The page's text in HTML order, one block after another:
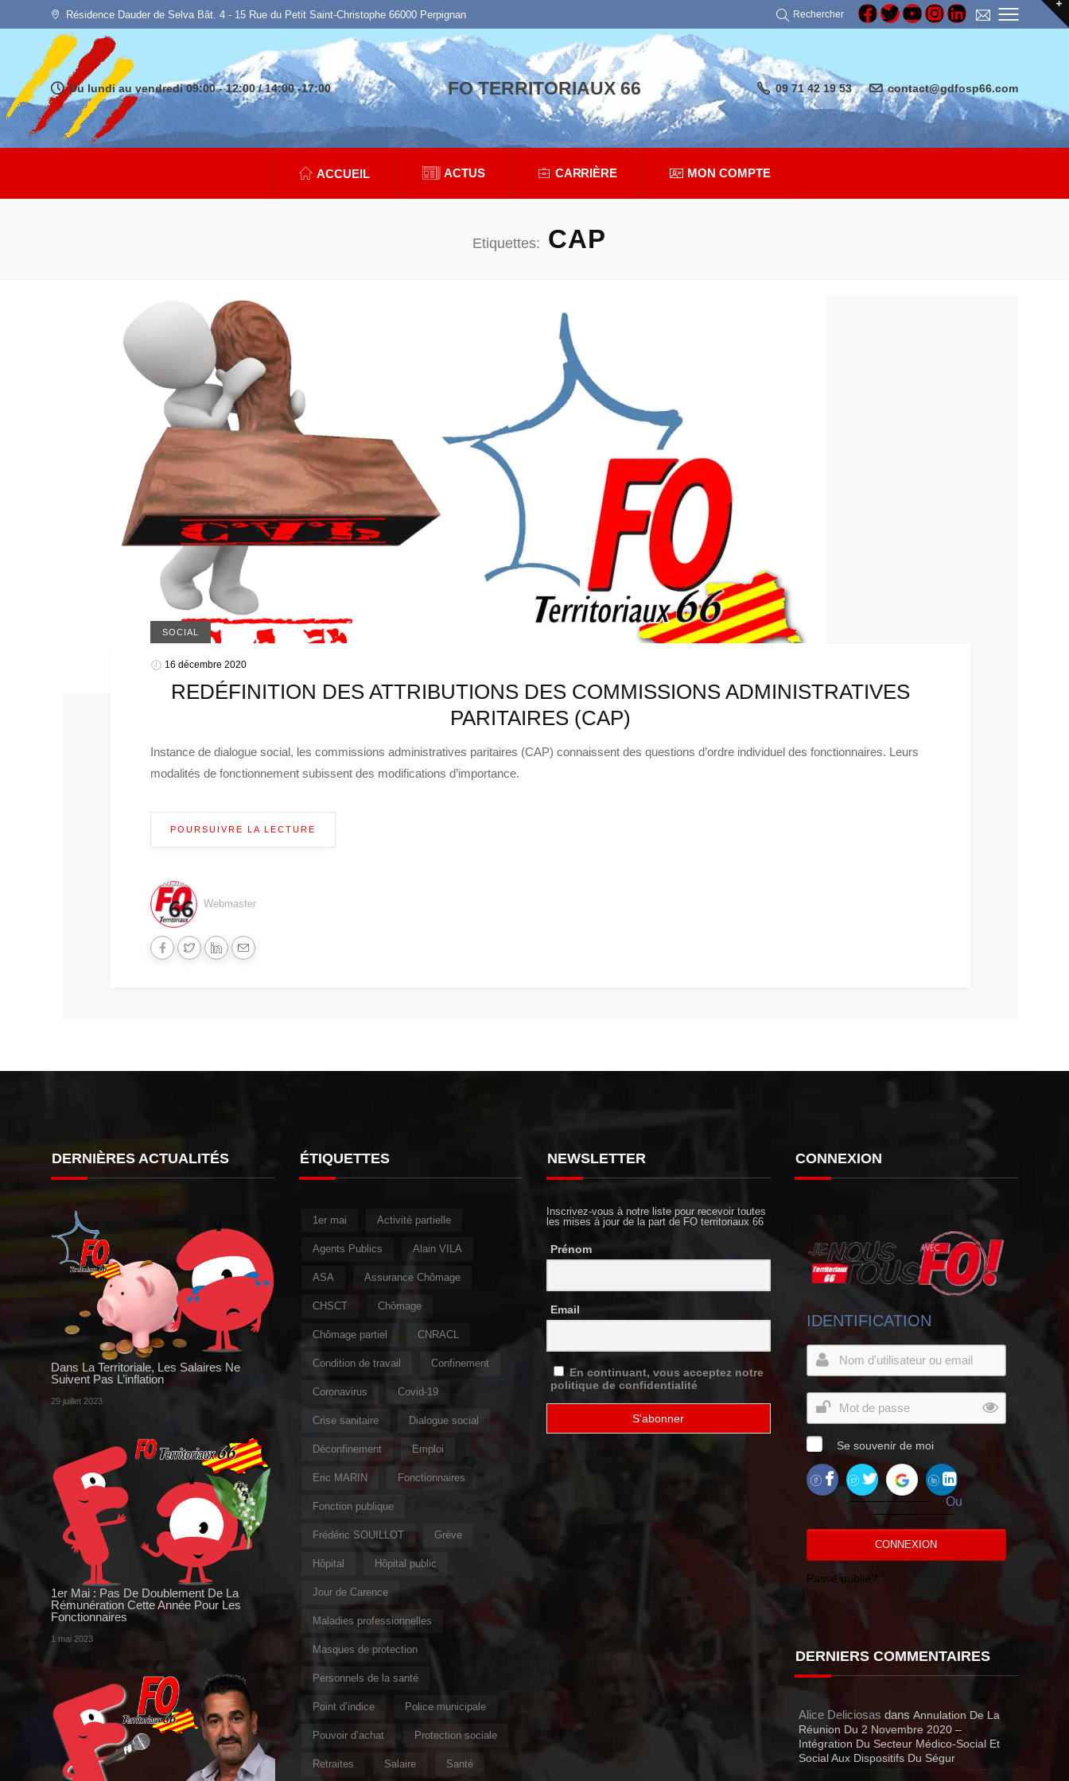
Résidence Dauder de Selva Bât. 4 - 15 Rue du Petit Saint-Christophe 66000 Perpignan Rechercher
Du lundi au vendredi 09:00 - 12:00 / 14:00 -17:00 FO TERRITORIAUX 66 09 71 42 19 53 contact@gdfosp66.com
ACCUEIL ACTUS CARRIÈRE MON COMPTE
Etiquettes: CAP
SOCIAL
16 décembre 2020
REDÉFINITION DES ATTRIBUTIONS DES COMMISSIONS ADMINISTRATIVES
PARITAIRES (CAP)
Instance de dialogue social, les commissions administratives paritaires (CAP) connaissent des questions d’ordre individuel des fonctionnaires. Leurs
modalités de fonctionnement subissent des modifications d’importance.
POURSUIVRE LA LECTURE
Webmaster
DERNIÈRES ACTUALITÉS
Dans La Territoriale, Les Salaires Ne
Suivent Pas L’inflation
29 juillet 2023
1er Mai : Pas De Doublement De La
Rémunération Cette Année Pour Les
Fonctionnaires
1 mai 2023
ÉTIQUETTES
1er mai Activité partielle
Agents Publics Alain VILA
ASA Assurance Chômage
CHSCT Chômage
Chômage partiel CNRACL
Condition de travail Confinement
Coronavirus Covid-19
Crise sanitaire Dialogue social
Déconfinement Emploi
Eric MARIN Fonctionnaires
Fonction publique
Frédéric SOUILLOT Grève
Hôpital Hôpital public
Jour de Carence
Maladies professionnelles
Masques de protection
Personnels de la santé
Point d’indice Police municipale
Pouvoir d’achat Protection sociale
Retraites Salaire Santé
NEWSLETTER
Inscrivez-vous à notre liste pour recevoir toutes
les mises à jour de la part de FO territoriaux 66
Prénom
Email
En continuant, vous acceptez notre
politique de confidentialité
CONNEXION
IDENTIFICATION
Se souvenir de moi
Ou
CONNEXION
Passe oublié?
DERNIERS COMMENTAIRES
Alice Deliciosas dans Annulation De La
Réunion Du 2 Novembre 2020 –
Intégration Du Secteur Médico-Social Et
Social Aux Dispositifs Du Ségur